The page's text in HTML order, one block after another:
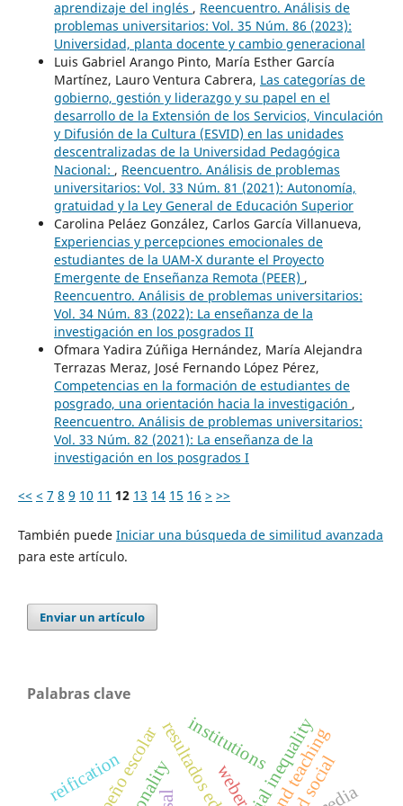
aprendizaje del inglés , Reencuentro. Análisis de
problemas universitarios: Vol. 35 Núm. 86 (2023):
Universidad, planta docente y cambio generacional
Luis Gabriel Arango Pinto, María Esther García
Martínez, Lauro Ventura Cabrera, Las categorías de
gobierno, gestión y liderazgo y su papel en el
desarrollo de la Extensión de los Servicios, Vinculación
y Difusión de la Cultura (ESVID) en las unidades
descentralizadas de la Universidad Pedagógica
Nacional: , Reencuentro. Análisis de problemas
universitarios: Vol. 33 Núm. 81 (2021): Autonomía,
gratuidad y la Ley General de Educación Superior
Carolina Peláez González, Carlos García Villanueva,
Experiencias y percepciones emocionales de
estudiantes de la UAM-X durante el Proyecto
Emergente de Enseñanza Remota (PEER) ,
Reencuentro. Análisis de problemas universitarios:
Vol. 34 Núm. 83 (2022): La enseñanza de la
investigación en los posgrados II
Ofmara Yadira Zúñiga Hernández, María Alejandra
Terrazas Meraz, José Fernando López Pérez,
Competencias en la formación de estudiantes de
posgrado, una orientación hacia la investigación ,
Reencuentro. Análisis de problemas universitarios:
Vol. 33 Núm. 82 (2021): La enseñanza de la
investigación en los posgrados I
<< < 7 8 9 10 11 12 13 14 15 16 > >>
También puede Iniciar una búsqueda de similitud avanzada
para este artículo.
Enviar un artículo
Palabras clave
social inequality
weber
institutions
reification